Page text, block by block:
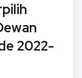
2022-